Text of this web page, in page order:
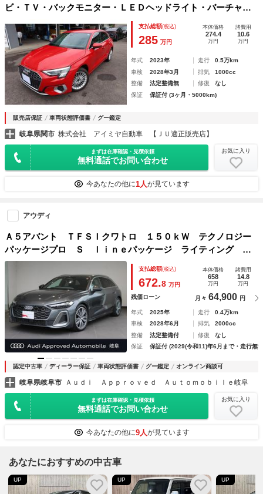
ビ・ＴＶ・バックモニター・ＬＥＤヘッドライト・バーチャル
コクピット・アダプティブクルーズコントロール・ＥＴＣ・パ
ワーシート・シートヒーター・プッシュスタート
支払総額(税込)
285 万円
本体価格
274.4
万円
諸費用
10.6
万円
年式 2023年 走行
0.5万km
車検
2028年3月 排気
1000cc
整備
法定整備無 修復
なし
保証
保証付 (3ヶ月・5000km)
販売店保証 車両状態評価書 グー鑑定
岐阜県関市 株式会社 アイミヤ自動車 【ＪＵ適正販売店】
まずは在庫確認・見積依頼
無料通話でお問い合わせ
お気に入り
今あなたの他に1人が見ています
アウディ
Ａ５アバント ＴＦＳＩクワトロ １５０ｋＷ テクノロジー
パッケージプロ Ｓ ｌｉｎｅパッケージ ライティング パ
ッケージ ロールアップサンシェード リヤサイド
支払総額(税込)
672.8 万円
本体価格
658
万円
諸費用
14.8
万円
残価ローン 月々 64,900 円
年式 2025年 走行
0.4万km
車検
2028年6月 排気
2000cc
整備
法定整備付 修復
なし
保証
保証付 (2029(令和11)年6月まで・走行無
認定中古車 ディーラー保証 車両状態評価書 グー鑑定 オンライン商談可
岐阜県岐阜市 Ａｕｄｉ Ａｐｐｒｏｖｅｄ Ａｕｔｏｍｏｂｉｌｅ岐阜
まずは在庫確認・見積依頼
無料通話でお問い合わせ
お気に入り
今あなたの他に9人が見ています
あなたにおすすめの中古車
UP UP UP